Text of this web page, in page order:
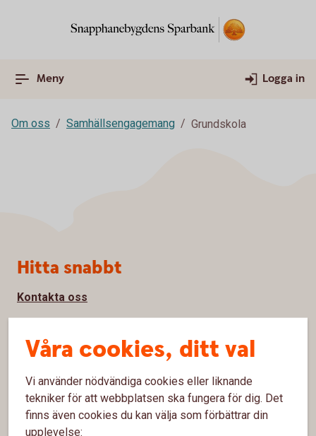
Meny Logga in
Om oss Samhällsengagemang Grundskola
Våra cookies, ditt val
Vi använder nödvändiga cookies eller liknande
tekniker för att webbplatsen ska fungera för dig. Det
finns även cookies du kan välja som förbättrar din
upplevelse:
Sidfot
Hitta snabbt
Kontakta oss
Bli kund
Priser, räntor och kurser